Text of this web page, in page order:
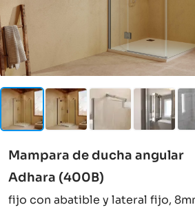
Mampara de ducha angular
Adhara (400B)
fijo con abatible y lateral fijo,